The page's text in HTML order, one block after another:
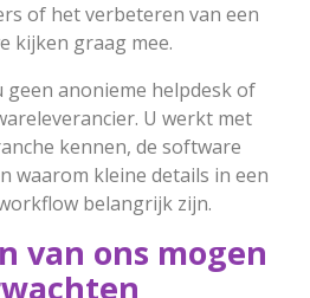
of het verbeteren van een
kijken graag mee.
anonieme helpdesk of
U werkt met
kennen, de software
waarom kleine details in een
belangrijk zijn.
van ons mogen